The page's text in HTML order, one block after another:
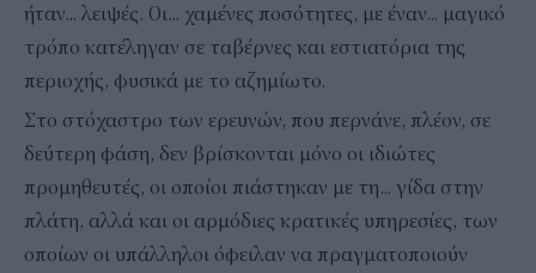
ήταν... λειψές. Οι... χαμένες ποσότητες, με έναν... μαγικό
τρόπο κατέληγαν σε ταβέρνες και εστιατόρια της
περιοχής, φυσικά με το αζημίωτο.
Στο στόχαστρο των ερευνών, που περνάνε, πλέον, σε
δεύτερη φάση, δεν βρίσκονται μόνο οι ιδιώτες
προμηθευτές, οι οποίοι πιάστηκαν με τη... γίδα στην
πλάτη, αλλά και οι αρμόδιες κρατικές υπηρεσίες, των
οποίων οι υπάλληλοι όφειλαν να πραγματοποιούν